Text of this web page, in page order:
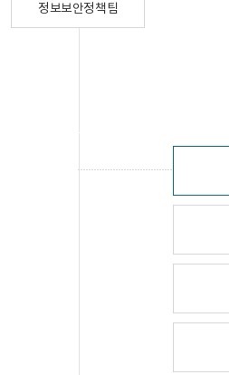
정보보안정책팀